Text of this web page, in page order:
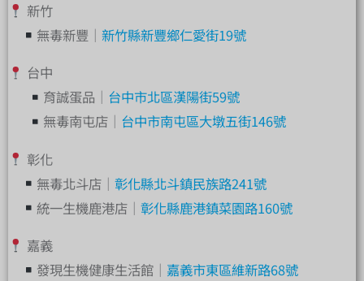
新竹
無毒新豐｜ 新竹縣新豐鄉仁愛街19號
台中
育誠蛋品｜ 台中市北區漢陽街59號
無毒南屯店｜ 台中市南屯區大墩五街146號
彰化
無毒北斗店｜ 彰化縣北斗鎮民族路241號
統一生機鹿港店｜ 彰化縣鹿港鎮菜園路160號
嘉義
發現生機健康生活館｜ 嘉義市東區維新路68號